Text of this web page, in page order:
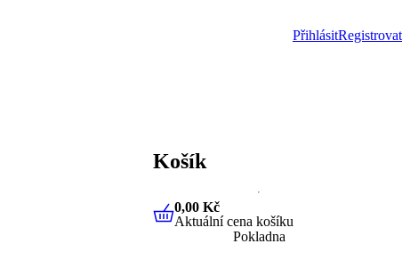
PřihlásitRegistrovat
Košík
0,00 KčAktuální cena košíku
0,00 Kč
Aktuální cena košíku
Pokladna